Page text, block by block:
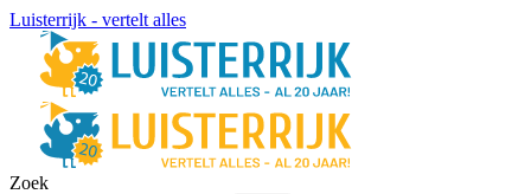
Luisterrijk - vertelt alles
Zoek